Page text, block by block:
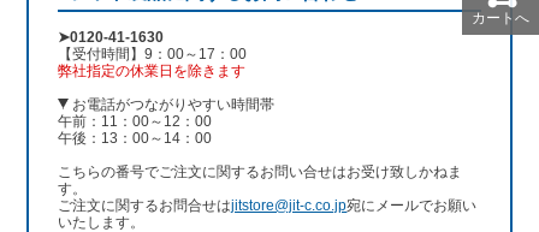
カートへ
➤0120-41-1630
【受付時間】9：00～17：00
弊社指定の休業日を除きます
お電話がつながりやすい時間帯
午前：11：00～12：00
午後：13：00～14：00
こちらの番号でご注文に関するお問い合せはお受け致しかねま
す。
ご注文に関するお問合せはjitstore@jit-c.co.jp宛にメールでお願い
いたします。